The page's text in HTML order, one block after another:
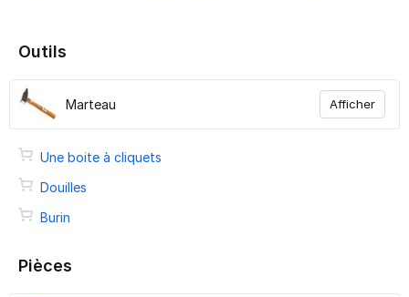
Outils
Marteau Afficher
Une boite à cliquets
Douilles
Burin
Pièces